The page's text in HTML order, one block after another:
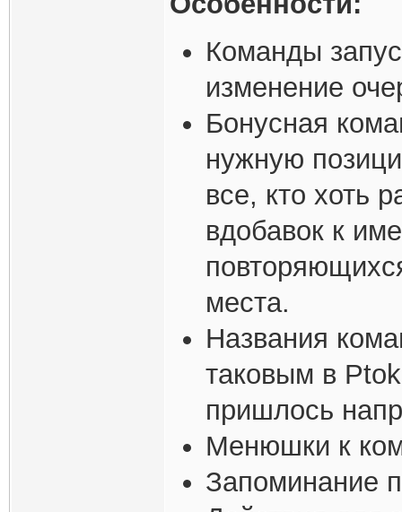
Команды
изменение
Бонусная
нужную
все, кто хоть
вдобавок к
места.
Названия
таковым в
пришлось
Менюшки к
Запоминание